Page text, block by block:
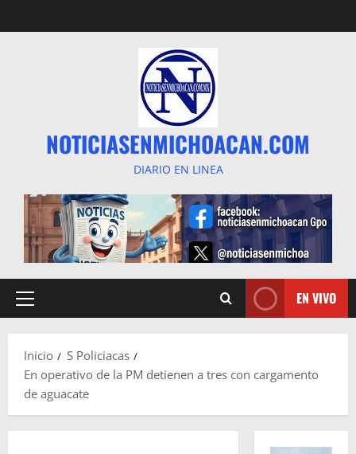
al
NOTICIASENMICHOACAN.COM
DIARIO EN LINEA
Menú
EN VIVO
Inicio
S Policiacas
En operativo de la PM detienen a tres con cargamento
de aguacate